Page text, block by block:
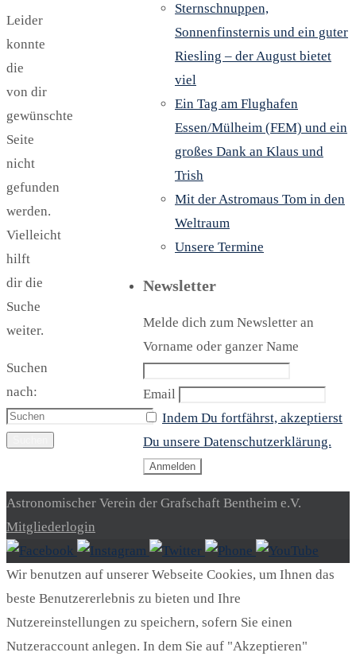
Leider
konnte
die
von dir
gewünschte
Seite
nicht
gefunden
werden.
Vielleicht
hilft
dir die
Suche
weiter.
Suchen
nach:
Sternschnuppen,
Sonnenfinsternis und ein guter
Riesling – der August bietet
viel
Ein Tag am Flughafen
Essen/Mülheim (FEM) und ein
großes Dank an Klaus und
Trish
Mit der Astromaus Tom in den
Weltraum
Unsere Termine
Newsletter
Melde dich zum Newsletter an
Vorname oder ganzer Name
Email
Indem Du fortfährst, akzeptierst
Du unsere Datenschutzerklärung.
Astronomischer Verein der Grafschaft Bentheim e.V.
Mitgliederlogin
Wir benutzen auf unserer Webseite Cookies, um Ihnen das
beste Benutzererlebnis zu bieten und Ihre
Nutzereinstellungen zu speichern, sofern Sie einen
Nutzeraccount anlegen. In dem Sie auf "Akzeptieren"